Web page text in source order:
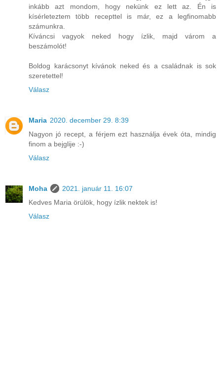
inkább azt mondom, hogy nekünk ez lett az. Én is
kísérleteztem több recepttel is már, ez a legfinomabb
számunkra.
Kíváncsi vagyok neked hogy ízlik, majd várom a
beszámolót!
Boldog karácsonyt kívánok neked és a családnak is sok
szeretettel!
Válasz
Maria 2020. december 29. 8:39
Nagyon jó recept, a férjem ezt használja évek óta, mindig
finom a bejglije :-)
Válasz
Moha
2021. január 11. 16:07
Kedves Maria örülök, hogy ízlik nektek is!
Válasz